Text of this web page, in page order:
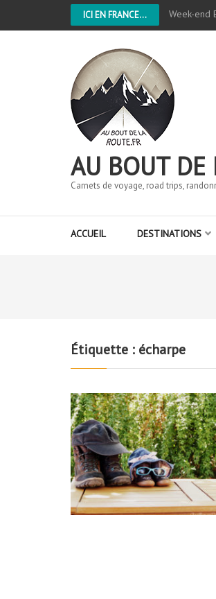
ICI EN FRANCE... Week-end
AU BOUT DE
Carnets de voyage, road trips,
ACCUEIL DESTINATIONS
Étiquette : écharpe